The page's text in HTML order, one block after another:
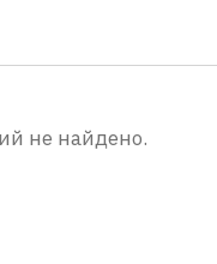
не найдено.